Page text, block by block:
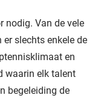
nodig. Van de vele
slechts enkele de
en
waarin elk talent
begeleiding de